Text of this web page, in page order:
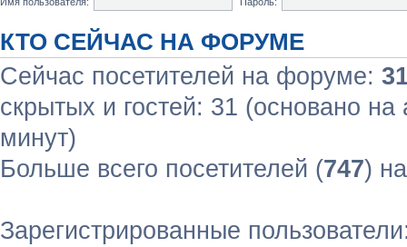
КТО СЕЙЧАС НА ФОРУМЕ
Сейчас посетителей на форуме:
скрытых и гостей: 31 (основано на
минут)
Больше всего посетителей (747)
Зарегистрированные